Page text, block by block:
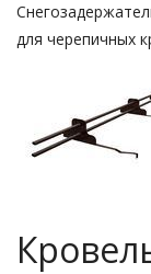
для черепичных